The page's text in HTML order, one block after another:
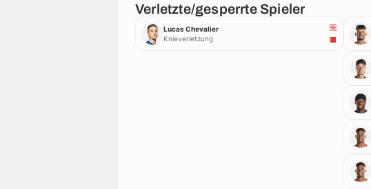
Verletzte/gesperrte Spieler
Lucas Chevalier
Knieverletzung